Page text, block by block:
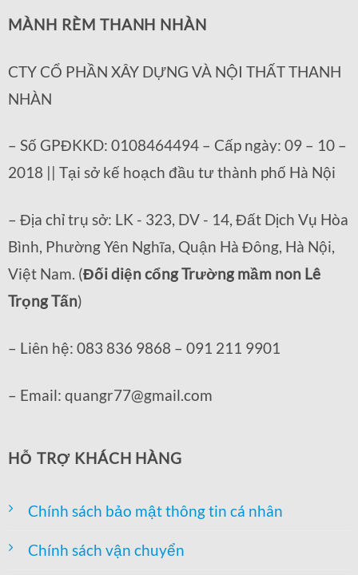
MÀNH RÈM THANH NHÀN
CTY CỔ PHẦN XÂY DỰNG VÀ NỘI THẤT THANH
NHÀN
– Số GPĐKKD: 0108464494 – Cấp ngày: 09 – 10 –
2018 || Tại sở kế hoạch đầu tư thành phố Hà Nội
– Địa chỉ trụ sở: LK - 323, DV - 14, Đất Dịch Vụ Hòa
Bình, Phường Yên Nghĩa, Quận Hà Đông, Hà Nội,
Việt Nam. (Đối diện cổng Trường mầm non Lê
Trọng Tấn)
– Liên hệ: 083 836 9868 – 091 211 9901
– Email: quangr77@gmail.com
HỖ TRỢ KHÁCH HÀNG
Chính sách bảo mật thông tin cá nhân
Chính sách vận chuyển